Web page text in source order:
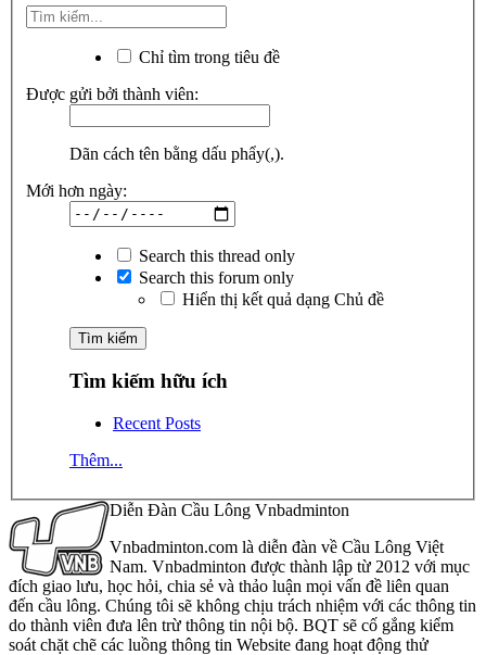
Chỉ tìm trong tiêu đề
Được gửi bởi thành viên:
Dãn cách tên bằng dấu phẩy(,).
Mới hơn ngày:
Search this thread only
Search this forum only
Hiển thị kết quả dạng Chủ đề
Tìm kiếm hữu ích
Recent Posts
Thêm...
Diễn Đàn Cầu Lông Vnbadminton
Vnbadminton.com là diễn đàn về Cầu Lông Việt
Nam. Vnbadminton được thành lập từ 2012 với mục
đích giao lưu, học hỏi, chia sẻ và thảo luận mọi vấn đề liên quan
đến cầu lông. Chúng tôi sẽ không chịu trách nhiệm với các thông tin
do thành viên đưa lên trừ thông tin nội bộ. BQT sẽ cố gắng kiểm
soát chặt chẽ các luồng thông tin Website đang hoạt động thử